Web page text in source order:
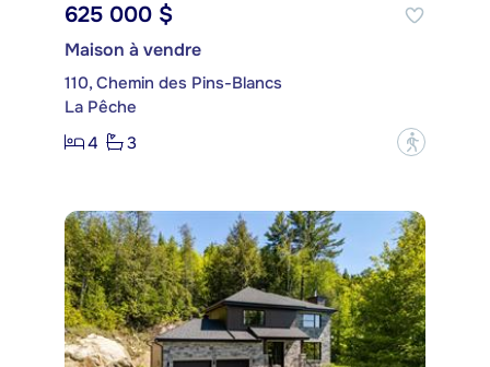
625 000 $
Maison à vendre
110, Chemin des Pins-Blancs
La Pêche
4
3 ?